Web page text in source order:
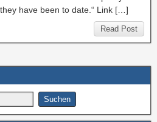
have been to date.“ Link […]
Read Post